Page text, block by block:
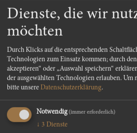
Bizat Franz mit seinen
Mitarbeiterinnen Manuela,
Dienste, die wir
möchten
Durch Klicks auf die entsprechenden
Technologien zum Einsatz kommen; durch
akzeptieren“ oder „Auswahl speichern“
der ausgewählten Technologien erlauben. Um
bitte unsere Datenschutzerklärung.
Notwendig (immer erforderlich)
↓ 3 Dienste